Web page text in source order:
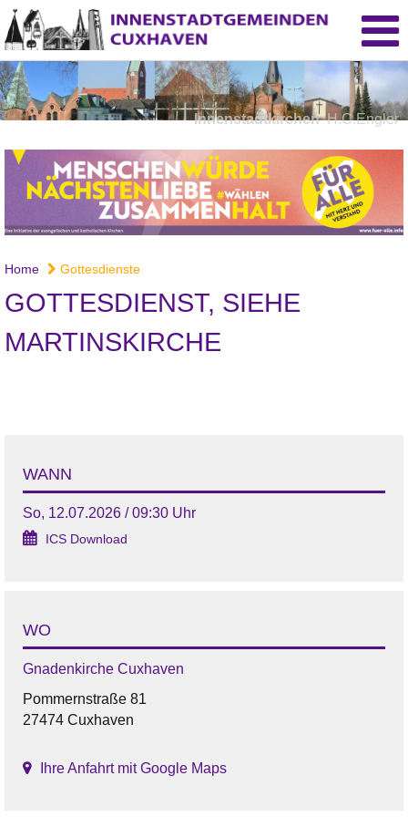
InnenstadtkirchenH.C.Engler
Home Gottesdienste
GOTTESDIENST, SIEHE
MARTINSKIRCHE
WANN
So, 12.07.2026 / 09:30 Uhr
ICS Download
WO
Gnadenkirche Cuxhaven
Pommernstraße 81
27474 Cuxhaven
Ihre Anfahrt mit Google Maps